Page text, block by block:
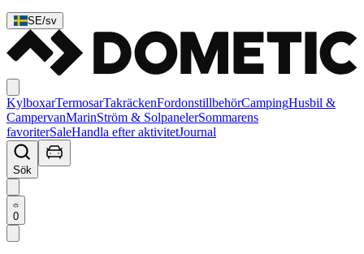
SE/sv
KylboxarTermosarTakräckenFordonstillbehörCampingHusbil &
CampervanMarinStröm & SolpanelerSommarens
favoriterSaleHandla efter aktivitetJournal
Sök
0